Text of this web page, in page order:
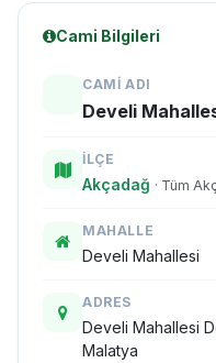
Cami Bilgileri
CAMI ADI
Develi
İLÇE
Akçadağ · Tüm
MAHALLE
Develi Mahallesi
ADRES
Develi Mahallesi
Malatya